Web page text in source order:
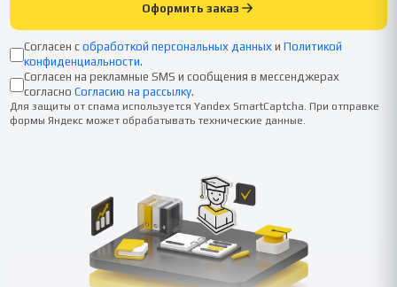
Оформить заказ
Согласен с обработкой персональных данных и Политикой
конфиденциальности.
Согласен на рекламные SMS и сообщения в мессенджерах
согласно Согласию на рассылку.
Для защиты от спама используется Yandex SmartCaptcha. При отправке
формы Яндекс может обрабатывать технические данные.